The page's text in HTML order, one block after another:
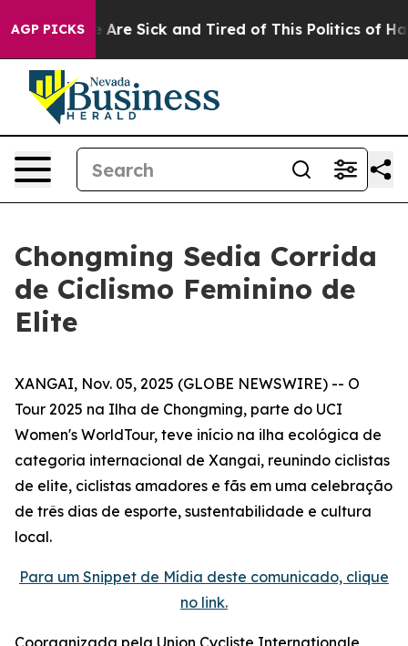
AGP PICKSAre Sick and Tired of This Politics of
Chongming Sedia Corrida
de Ciclismo Feminino de
Elite
XANGAI, Nov. 05, 2025 (GLOBE NEWSWIRE) -- O
Tour 2025 na Ilha de Chongming, parte do UCI
Women's WorldTour, teve início na ilha ecológica de
categoria internacional de Xangai, reunindo ciclistas
de elite, ciclistas amadores e fãs em uma celebração
de três dias de esporte, sustentabilidade e cultura
local.
Para um Snippet de Mídia deste comunicado, clique
no link.
Coorganizada pela Union Cycliste Internationale